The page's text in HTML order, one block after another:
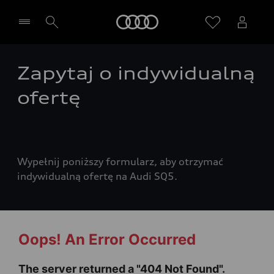
Wybierz Twojego Partnera Audi
Zapytaj o indywidualną
ofertę
Wypełnij poniższy formularz, aby otrzymać
indywidualną ofertę na Audi SQ5.